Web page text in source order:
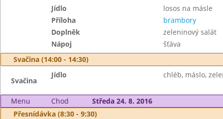
Jídlo
losos na másle
Příloha
brambory
Doplněk
zeleninový salát
Nápoj
šťáva
Svačina (14:00 - 14:30)
Svačina
Jídlo chléb, máslo,
Menu Chod
Středa 24. 8. 2016
Přesnídávka (8:30 - 9:30)